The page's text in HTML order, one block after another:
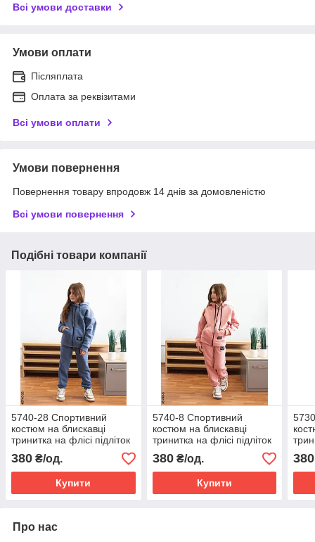
Всі умови доставки
Умови оплати
Післяплата
Оплата за реквізитами
Всі умови оплати
Умови повернення
Повернення товару впродовж 14 днів за домовленістю
Всі умови повернення
Подібні товари компанії
5740-28 Спортивний
костюм на блискавці
тринитка на флісі підліток
(4 од: 36,38,40,42)
380 ₴/од.
Купити
5740-8 Спортивний
костюм на блискавці
тринитка на флісі підліток
(4 од: 36,38,40,42)
380₴/од.
Купити
(4
380
Про нас